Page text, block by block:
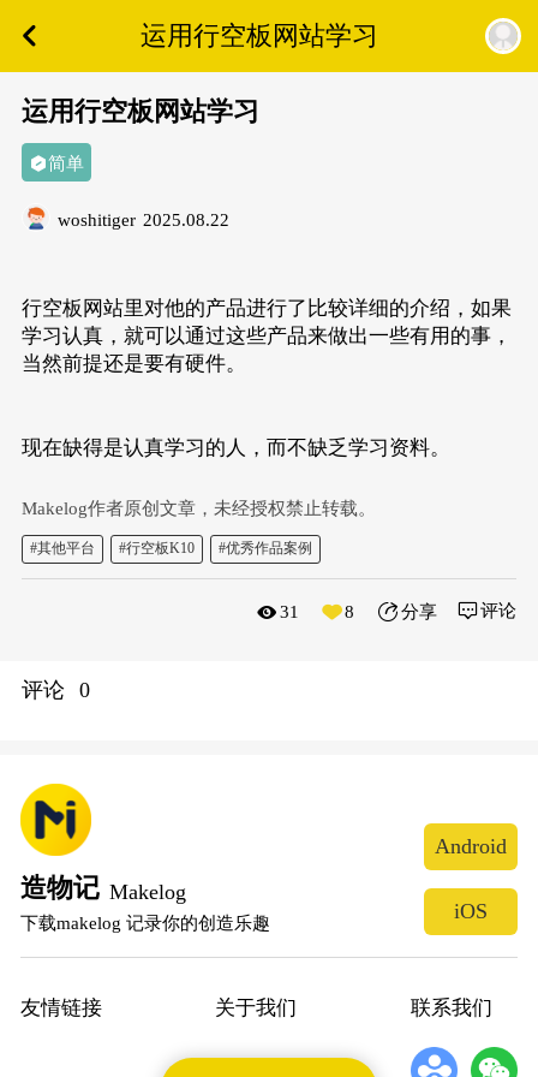
运用行空板网站学习
运用行空板网站学习
简单
woshitiger 2025.08.22
行空板网站里对他的产品进行了比较详细的介绍，如果
学习认真，就可以通过这些产品来做出一些有用的事，
当然前提还是要有硬件。
现在缺得是认真学习的人，而不缺乏学习资料。
Makelog作者原创文章，未经授权禁止转载。
#其他平台 #行空板K10 #优秀作品案例
31 8 分享
评论 0
评论
造物记 Makelog
下载makelog 记录你的创造乐趣
Android
iOS
友情链接 关于我们 联系我们